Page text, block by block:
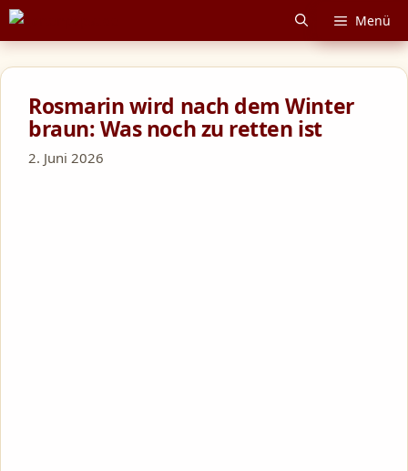
Zum
Inhalt
springen
Menü
Rosmarin wird nach dem Winter
braun: Was noch zu retten ist
2. Juni 2026